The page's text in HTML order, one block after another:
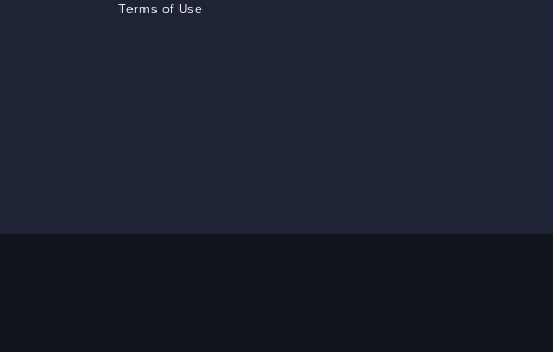
Terms of Use